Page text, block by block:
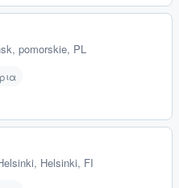
pomorskie, PL
Helsinki, FI